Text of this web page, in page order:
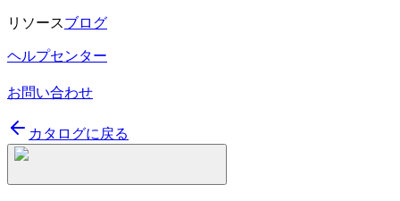
リソースブログ
ヘルプセンター
お問い合わせ
カタログに戻る